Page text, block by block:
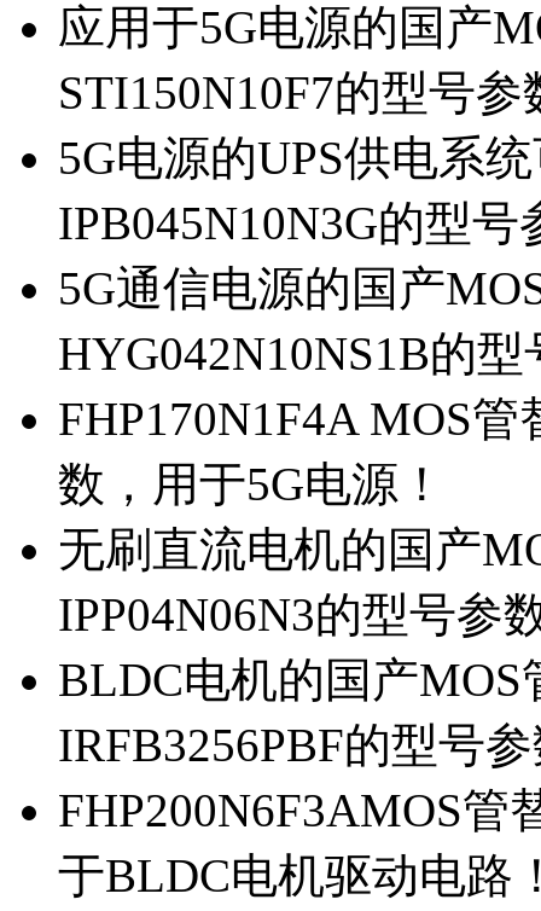
应用于5G电源的国产
STI150N10F7的型号参
5G电源的UPS供电系
IPB045N10N3G的型号
5G通信电源的国产
HYG042N10NS1B的
FHP170N1F4A MOS
数，用于5G电源！
无刷直流电机的国产
IPP04N06N3的型号参
BLDC电机的国产MOS
IRFB3256PBF的型号
FHP200N6F3AMOS管
于BLDC电机驱动电路